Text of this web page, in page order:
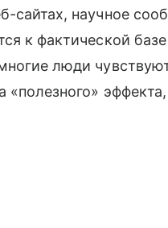
сайтах, научное
к фактической
люди
«полезного»